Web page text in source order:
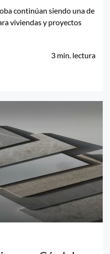
continúan siendo una de
viviendas y proyectos
3 min. lectura